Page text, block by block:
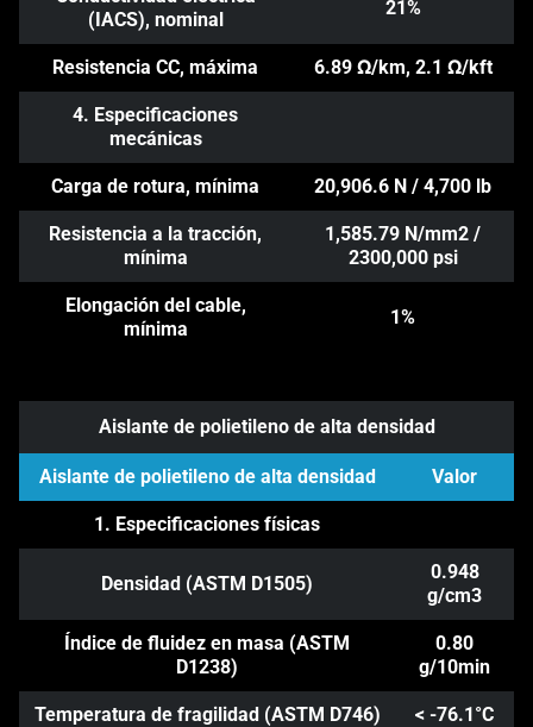
(IACS), nominal
21%
Resistencia CC, máxima 6.89 Ω/km, 2.1 Ω/kft
4. Especificaciones
mecánicas
Carga de rotura, mínima 20,906.6 N / 4,700 lb
Resistencia a la tracción,
mínima
1,585.79 N/mm2 /
2300,000 psi
Elongación del cable,
mínima
1%
Aislante de polietileno de alta densidad
Aislante de polietileno de alta densidad Valor
1. Especificaciones físicas
Densidad (ASTM D1505)
0.948
g/cm3
Índice de fluidez en masa (ASTM
D1238)
0.80
g/10min
Temperatura de fragilidad (ASTM D746) < -76.1°C